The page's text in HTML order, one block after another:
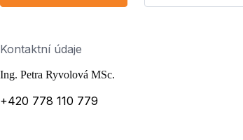
Kontaktní údaje
Ing. Petra Ryvolová MSc.
+420 778 110 779